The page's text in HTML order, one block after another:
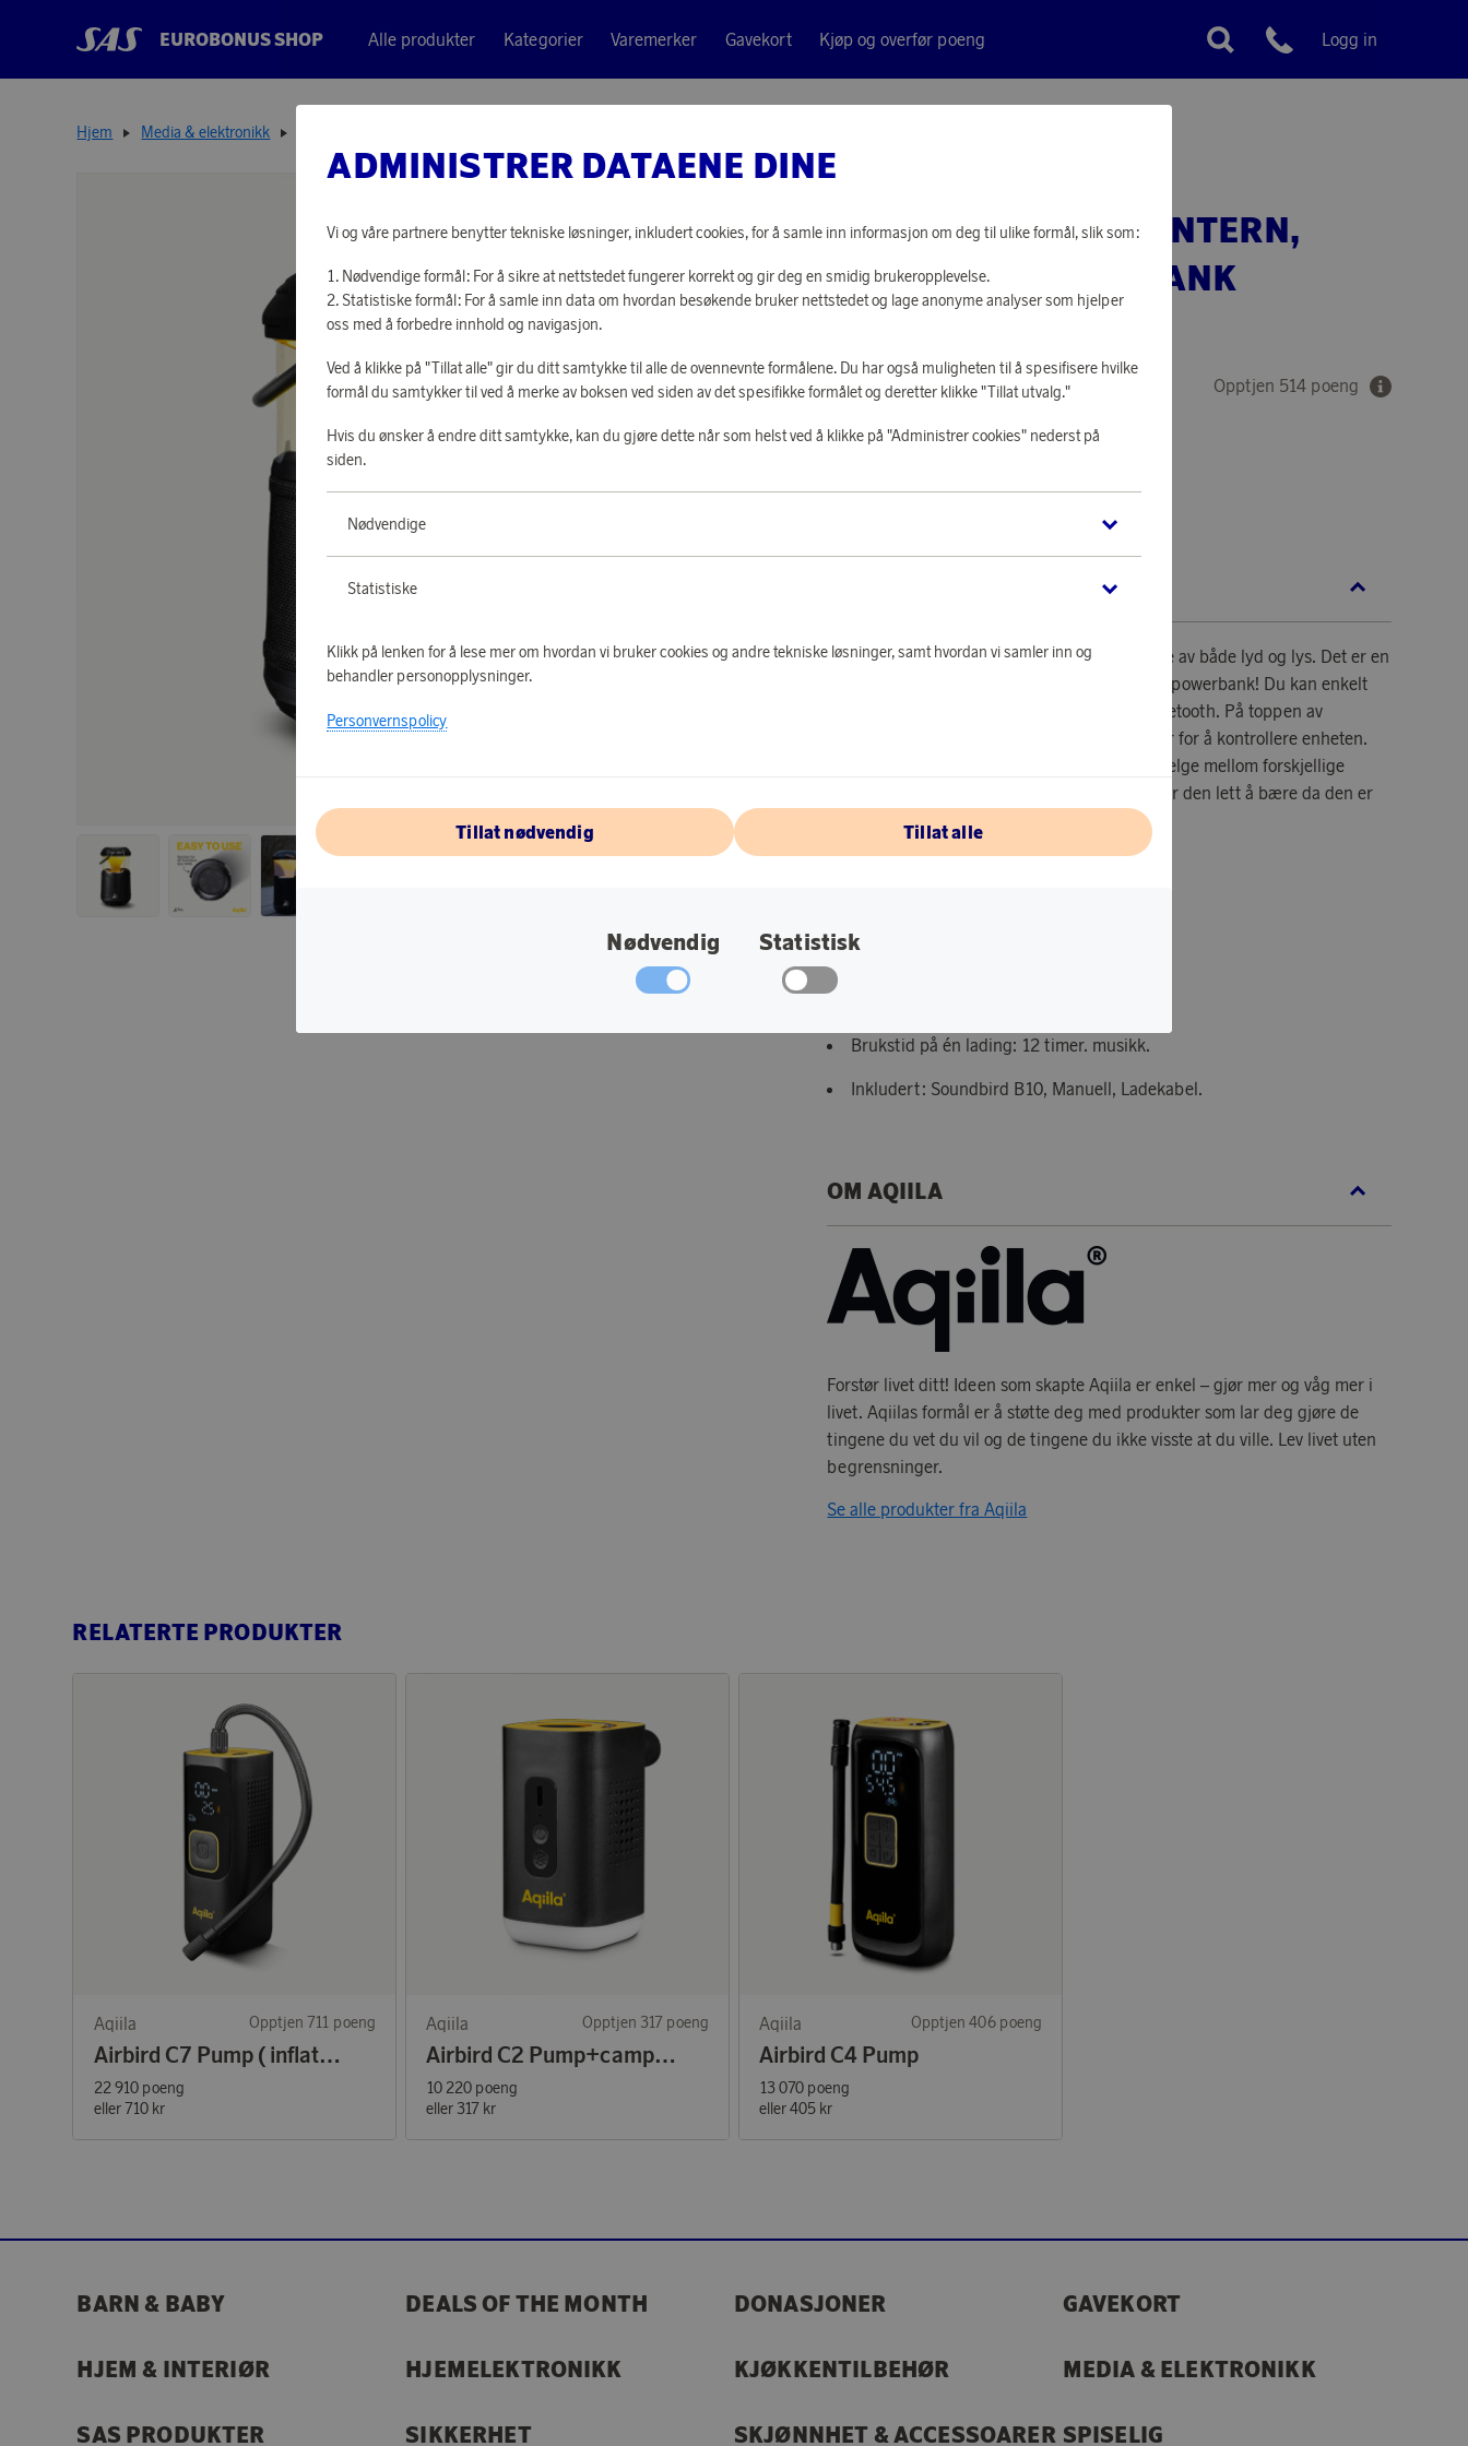
EUROBONUS SHOP Alle produkter Kategorier Varemerker Gavekort Kjøp og overfør poeng Kundeservice
Logg in
Hjem Media & elektronikk
Aqiila
SOUNDBIRD B10 LANTERN,
SPEAKER, POWERBANK
16 580 poeng Opptjen 514 poeng
LOGG INN FOR Å HANDLE
Med Soundbird B10 får du en 360° opplevelse av både lyd og lys. Det er en
3-i-1 løsning som er både lampe, høyttaler og powerbank! Du kan enkelt
koble enheten til høyttaleren med trådløs Bluetooth. På toppen av
Soundbird finner du lett tilgjengelige knapper for å kontrollere enheten.
RGB-lyset har flere stemninger, du kan også velge mellom forskjellige
farger. B10 er utstyrt med et håndtak som gjør den lett å bære da den er
en hengende funksjon.
10 000 mAh.
Brukstid på én lading: 12 timer. musikk.
Inkludert: Soundbird B10, Manuell, Ladekabel.
OM AQIILA
Forstør livet ditt! Ideen som skapte Aqiila er enkel – gjør mer og våg mer i
livet. Aqiilas formål er å støtte deg med produkter som lar deg gjøre de
tingene du vet du vil og de tingene du ikke visste at du ville. Lev livet uten
begrensninger.
Se alle produkter fra Aqiila
RELATERTE PRODUKTER
Aqiila Opptjen 711 poeng
Airbird C7 Pump (inflate/deflate)
22 910 poeng
eller710 kr
Aqiila Opptjen 317 poeng
Airbird C2 Pump+camping light, inflate/deflate
10 220 poeng
eller 317 kr
Aqiila Opptjen 406 poeng
Airbird C4 Pump
13 070 poeng
eller405 kr
ADMINISTRER DATAENE DINE
Vi og våre partnere benytter tekniske løsninger, inkludert cookies, for å samle inn informasjon om deg til ulike formål, slik som:
Nødvendige formål: For å sikre at nettstedet fungerer korrekt og gir deg en smidig brukeropplevelse.
Statistiske formål: For å samle inn data om hvordan besøkende bruker nettstedet og lage anonyme analyser som hjelper
oss med å forbedre innhold og navigasjon.
Ved å klikke på "Tillat alle" gir du ditt samtykke til alle de ovennevnte formålene. Du har også muligheten til å spesifisere hvilke
formål du samtykker til ved å merke av boksen ved siden av det spesifikke formålet og deretter klikke "Tillat utvalg."
Hvis du ønsker å endre ditt samtykke, kan du gjøre dette når som helst ved å klikke på "Administrer cookies" nederst på
siden.
Nødvendige
Statistiske
Klikk på lenken for å lese mer om hvordan vi bruker cookies og andre tekniske løsninger, samt hvordan vi samler inn og
behandler personopplysninger.
Personvernspolicy
Tillat nødvendig Tillat alle
Nødvendig Statistisk
BARN & BABY DEALS OF THE MONTH DONASJONER GAVEKORT
HJEM & INTERIØR HJEMELEKTRONIKK KJØKKENTILBEHØR MEDIA & ELEKTRONIKK
SAS PRODUKTER SIKKERHET SKJØNNHET & ACCESSOARER SPISELIG